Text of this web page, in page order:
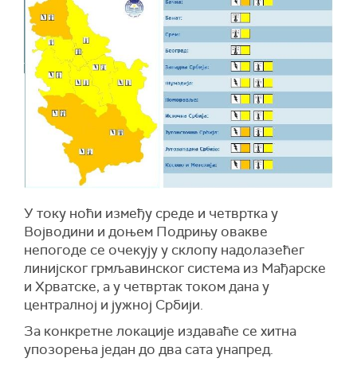
У току ноћи између среде и четвртка у
Војводини и доњем Подрињу овакве
непогоде се очекују у склопу надолазећег
линијског грмљавинског система из Мађарске
и Хрватске, а у четвртак током дана у
централној и јужној Србији.
За конкретне локације издаваће се хитна
упозорења један до два сата унапред.